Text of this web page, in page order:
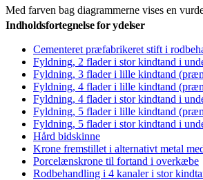
Med farven bag diagrammerne vises en
Indholdsfortegnelse for ydelser
Cementeret præfabrikeret stift i
Fyldning, 2 flader i stor kindtand i
Fyldning, 3 flader i lille kindtand
Fyldning, 4 flader i lille kindtand
Fyldning, 4 flader i stor kindtand i
Fyldning, 5 flader i lille kindtand
Fyldning, 5 flader i stor kindtand i
Hård bidskinne
Krone fremstillet i alternativt metal
Porcelænskrone til fortand i overkæbe
Rodbehandling i 4 kanaler i stor